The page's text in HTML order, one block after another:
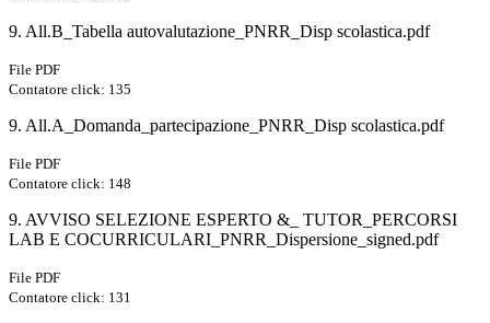
9. All.B_Tabella autovalutazione_PNRR_Disp scolastica.pdf
File PDF
Contatore click: 135
9. All.A_Domanda_partecipazione_PNRR_Disp scolastica.pdf
File PDF
Contatore click: 148
9. AVVISO SELEZIONE ESPERTO &_ TUTOR_PERCORSI
LAB E COCURRICULARI_PNRR_Dispersione_signed.pdf
File PDF
Contatore click: 131